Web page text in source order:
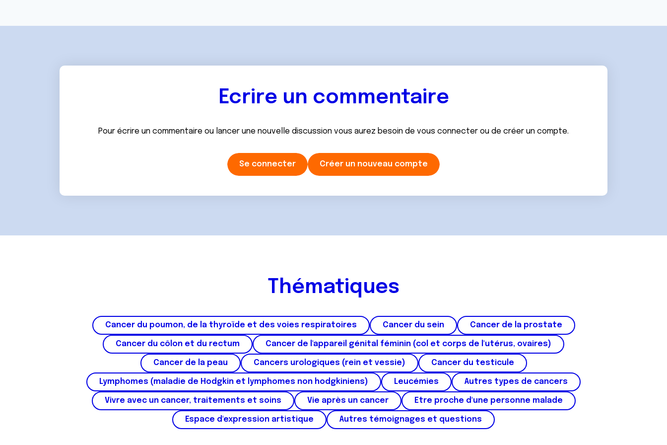
t
Ecrire un commentaire
Pour écrire un commentaire ou lancer une nouvelle discussion vous aurez besoin de vous connecter ou de créer un compte.
Se connecter Créer un nouveau compte
Thématiques
Cancer du poumon, de la thyroïde et des voies respiratoires Cancer du sein Cancer de la prostate
Cancer du côlon et du rectum Cancer de l'appareil génital féminin (col et corps de l'utérus, ovaires)
Cancer de la peau Cancers urologiques (rein et vessie) Cancer du testicule
Lymphomes (maladie de Hodgkin et lymphomes non hodgkiniens) Leucémies Autres types de cancers
Vivre avec un cancer, traitements et soins Vie après un cancer Etre proche d'une personne malade
Espace d'expression artistique Autres témoignages et questions